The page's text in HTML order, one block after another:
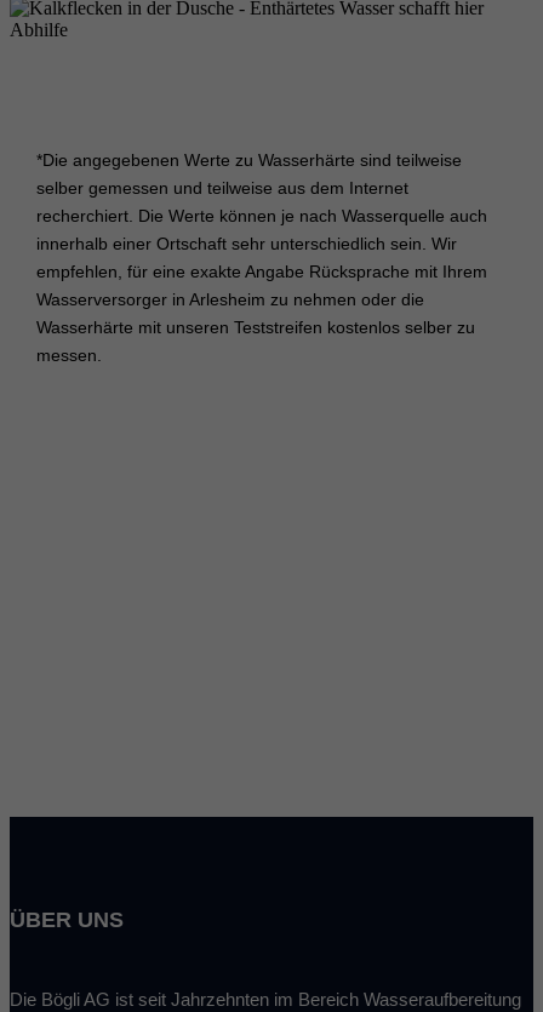
*Die angegebenen Werte zu Wasserhärte sind teilweise
selber gemessen und teilweise aus dem Internet
recherchiert. Die Werte können je nach Wasserquelle auch
innerhalb einer Ortschaft sehr unterschiedlich sein. Wir
empfehlen, für eine exakte Angabe Rücksprache mit Ihrem
Wasserversorger in Arlesheim zu nehmen oder die
Wasserhärte mit unseren Teststreifen kostenlos selber zu
messen.
ÜBER UNS
Die Bögli AG ist seit Jahrzehnten im Bereich Wasseraufbereitung